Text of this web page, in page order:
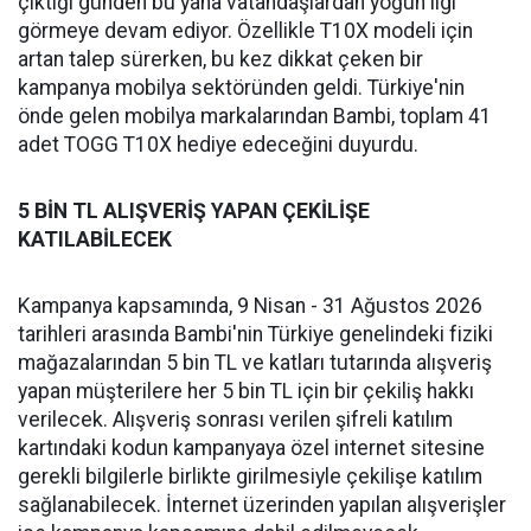
görmeye devam ediyor. Özellikle T10X modeli için
artan talep sürerken, bu kez dikkat çeken bir
kampanya mobilya sektöründen geldi. Türkiye'nin
önde gelen mobilya markalarından Bambi, toplam 41
adet TOGG T10X hediye edeceğini duyurdu.
5 BİN TL ALIŞVERİŞ YAPAN ÇEKİLİŞE
KATILABİLECEK
Kampanya kapsamında, 9 Nisan - 31 Ağustos 2026
tarihleri arasında Bambi'nin Türkiye genelindeki fiziki
mağazalarından 5 bin TL ve katları tutarında alışveriş
yapan müşterilere her 5 bin TL için bir çekiliş hakkı
verilecek. Alışveriş sonrası verilen şifreli katılım
kartındaki kodun kampanyaya özel internet sitesine
gerekli bilgilerle birlikte girilmesiyle çekilişe katılım
sağlanabilecek. İnternet üzerinden yapılan alışverişler